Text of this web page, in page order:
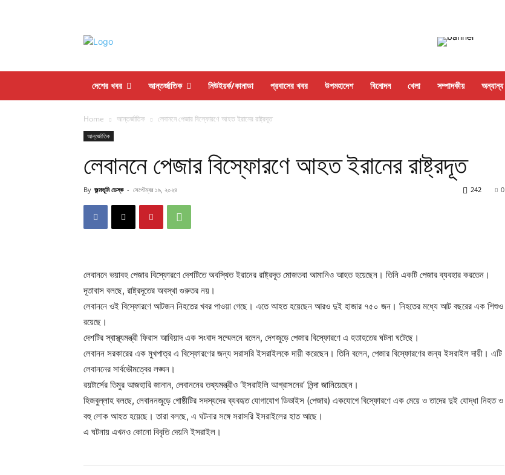
দেশের খবর আন্তর্জাতিক নিউইয়র্ক/কানাডা প্রবাসের খবর উপমহাদেশ বিনোদন খেলা সম্পাদকীয় অন্যান্য
Home আন্তর্জাতিক লেবাননে পেজার বিস্ফোরণে আহত ইরানের রাষ্ট্রদূত
আন্তর্জাতিক
লেবাননে পেজার বিস্ফোরণে আহত ইরানের রাষ্ট্রদূত
By জন্মভূমি ডেস্ক - সেপ্টেম্বর ১৯, ২০২৪ 0
242
লেবাননে ভয়াবহ পেজার বিস্ফোরণে দেশটিতে অবস্থিত ইরানের রাষ্ট্রদূত মোজতবা আমানিও আহত হয়েছেন। তিনি একটি পেজার ব্যবহার করতেন।
দূতাবাস বলছে, রাষ্ট্রদূতের অবস্থা গুরুতর নয়।
লেবাননে ওই বিস্ফোরণে আটজন নিহতের খবর পাওয়া গেছে। এতে আহত হয়েছেন আরও দুই হাজার ৭৫০ জন। নিহতের মধ্যে আট বছরের এক শিশুও
রয়েছে।
দেশটির স্বাস্থ্যমন্ত্রী ফিরাস আবিয়াদ এক সংবাদ সম্মেলনে বলেন, দেশজুড়ে পেজার বিস্ফোরণে এ হতাহতের ঘটনা ঘটেছে।
লেবানন সরকারের এক মুখপাত্র এ বিস্ফোরণের জন্য সরাসরি ইসরাইলকে দায়ী করেছেন। তিনি বলেন, পেজার বিস্ফোরণের জন্য ইসরাইল দায়ী। এটি
লেবাননের সার্বভৌমত্বের লঙ্ঘন।
রয়টার্সের তিমুর আজহারি জানান, লেবাননের তথ্যমন্ত্রীও ‘ইসরাইলি আগ্রাসনের’ নিন্দা জানিয়েছেন।
হিজবুল্লাহ বলছে, লেবাননজুড়ে গোষ্ঠীটির সদস্যদের ব্যবহৃত যোগাযোগ ডিভাইস (পেজার) একযোগে বিস্ফোরণে এক মেয়ে ও তাদের দুই যোদ্ধা নিহত ও
বহু লোক আহত হয়েছে। তারা বলছে, এ ঘটনার সঙ্গে সরাসরি ইসরাইলের হাত আছে।
এ ঘটনায় এখনও কোনো বিবৃতি দেয়নি ইসরাইল।